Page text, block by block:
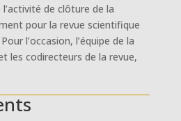
de clôture de la
pour la revue scientifique
l’occasion, l’équipe de la
les codirecteurs de la revue,